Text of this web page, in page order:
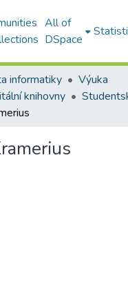
All of
DSpace
informatiky
Výuka
knihovny